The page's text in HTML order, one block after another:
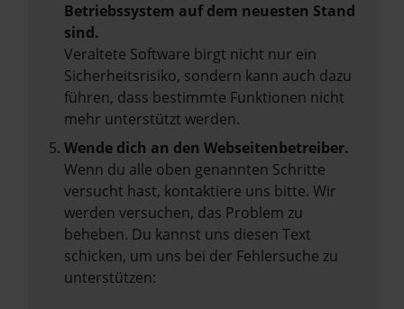
Betriebssystem auf dem neuesten Stand
sind.
Veraltete Software birgt nicht nur ein
Sicherheitsrisiko, sondern kann auch dazu
führen, dass bestimmte Funktionen nicht
mehr unterstützt werden.
Wende dich an den Webseitenbetreiber.
Wenn du alle oben genannten Schritte
versucht hast, kontaktiere uns bitte. Wir
werden versuchen, das Problem zu
beheben. Du kannst uns diesen Text
schicken, um uns bei der Fehlersuche zu
unterstützen: